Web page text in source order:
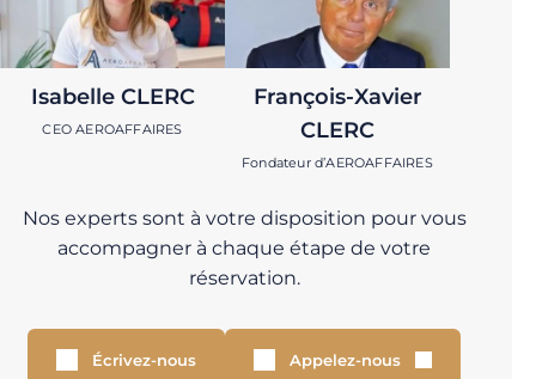
Isabelle CLERC
CEO AEROAFFAIRES
François-Xavier
CLERC
Fondateur d’AEROAFFAIRES
Nos experts sont à votre disposition pour vous
accompagner à chaque étape de votre
réservation.
Écrivez-nous Appelez-nous